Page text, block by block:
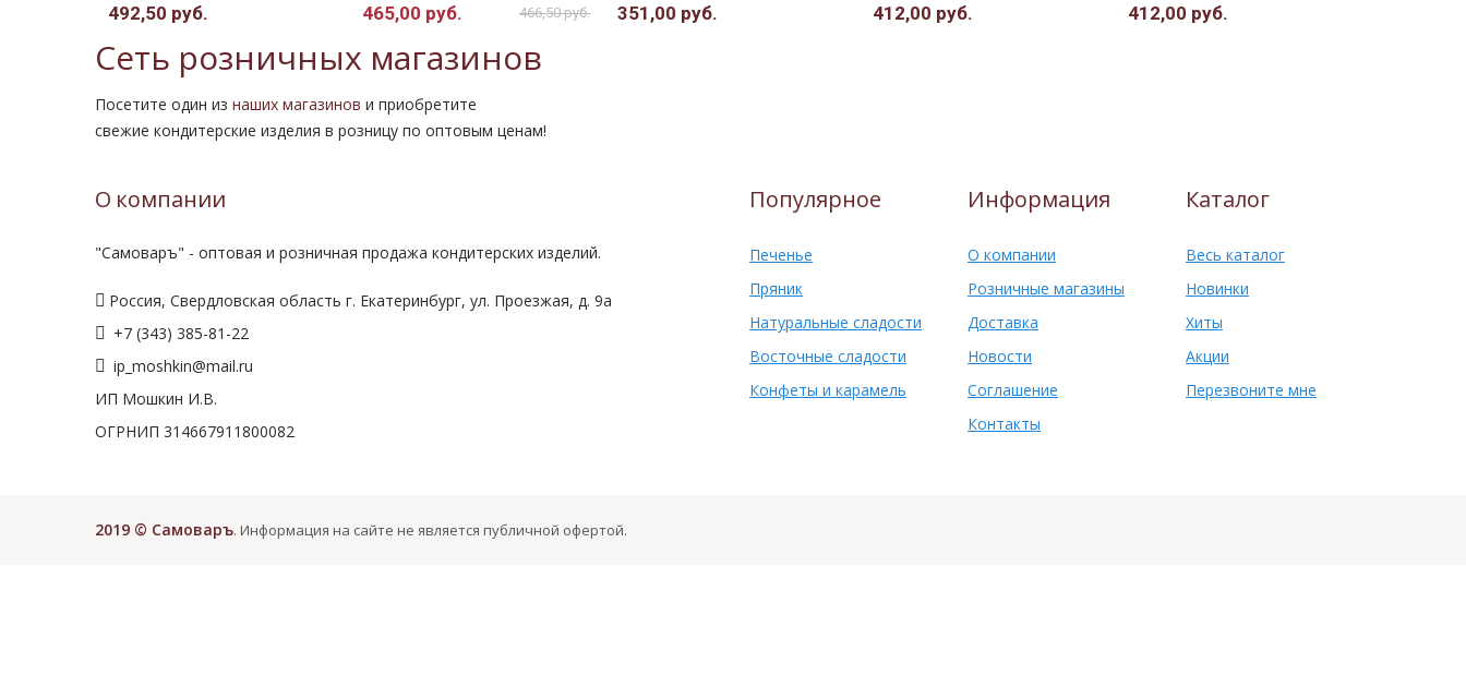
492,50 руб. 465,00 руб. 466,50 руб. 351,00 руб. 412,00 руб. 412,00 руб.
Сеть розничных магазинов
Посетите один из наших магазинов и приобретите
свежие кондитерские изделия в розницу по оптовым ценам!
О компании
"Самоваръ" - оптовая и розничная продажа кондитерских изделий.
Россия, Свердловская область г. Екатеринбург, ул. Проезжая, д. 9а
+7 (343) 385-81-22
ip_moshkin@mail.ru
ИП Мошкин И.В.
ОГРНИП 314667911800082
Популярное
Печенье
Пряник
Натуральные сладости
Восточные сладости
Конфеты и карамель
Информация
О компании
Розничные магазины
Доставка
Новости
Соглашение
Контакты
Каталог
Весь каталог
Новинки
Хиты
Акции
Перезвоните мне
2019 © Самоваръ. Информация на сайте не является публичной офертой.